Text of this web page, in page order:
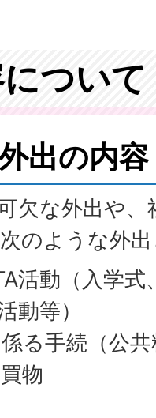
ついて
出の内容
欠な外出や
のような外
活動（入学
動等）
る手続（公
物